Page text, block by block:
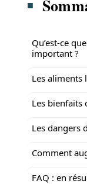
Qu’est-ce
important ?
Les aliments
Les bienfaits
Les dangers
Comment
FAQ : en